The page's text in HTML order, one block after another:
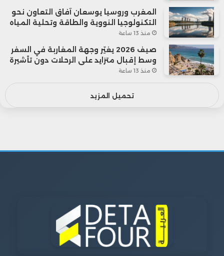
المغرب وروسيا يوسعان آفاق التعاون نحو
التكنولوجيا النووية والطاقة وتحلية المياه
منذ 13 ساعة
صيف 2026 يغيّر وجهة المغاربة في السفر
وسط إقبال متزايد على الرحلات دون تأشيرة
منذ 13 ساعة
تحميل المزيد